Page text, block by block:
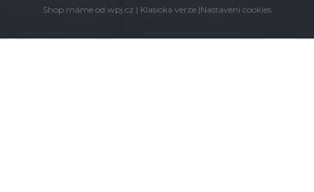
Shop máme od wpj.cz | Klasická verze |Nastavení cookies